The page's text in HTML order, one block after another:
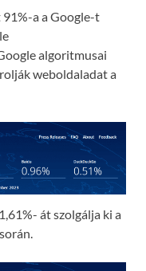
a a Google-t
algoritmusai
weboldaladat a
át szolgálja ki a